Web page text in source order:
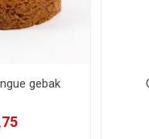
gebak